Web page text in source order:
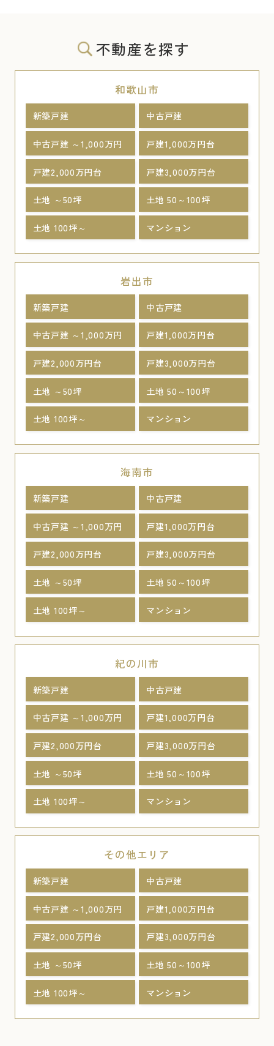
不動産を探す
和歌山市
新築戸建 中古戸建
中古戸建 ～1,000万円 戸建1,000万円台
戸建2,000万円台 戸建3,000万円台
土地 ～50坪 土地 50～100坪
土地 100坪～ マンション
岩出市
新築戸建 中古戸建
中古戸建 ～1,000万円 戸建1,000万円台
戸建2,000万円台 戸建3,000万円台
土地 ～50坪 土地 50～100坪
土地 100坪～ マンション
海南市
新築戸建 中古戸建
中古戸建 ～1,000万円 戸建1,000万円台
戸建2,000万円台 戸建3,000万円台
土地 ～50坪 土地 50～100坪
土地 100坪～ マンション
紀の川市
新築戸建 中古戸建
中古戸建 ～1,000万円 戸建1,000万円台
戸建2,000万円台 戸建3,000万円台
土地 ～50坪 土地 50～100坪
土地 100坪～ マンション
その他エリア
新築戸建 中古戸建
中古戸建 ～1,000万円 戸建1,000万円台
戸建2,000万円台 戸建3,000万円台
土地 ～50坪 土地 50～100坪
土地 100坪～ マンション